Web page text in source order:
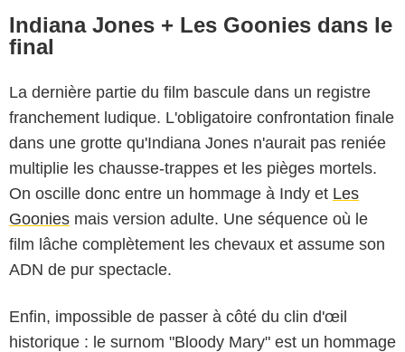
Indiana Jones + Les Goonies dans le
final
La dernière partie du film bascule dans un registre
franchement ludique. L'obligatoire confrontation finale
dans une grotte qu'Indiana Jones n'aurait pas reniée
multiplie les chausse-trappes et les pièges mortels.
On oscille donc entre un hommage à Indy et Les
Goonies mais version adulte. Une séquence où le
film lâche complètement les chevaux et assume son
ADN de pur spectacle.
Enfin, impossible de passer à côté du clin d'œil
historique : le surnom "Bloody Mary" est un hommage